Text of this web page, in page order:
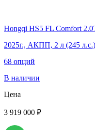
Hongqi HS5 FL Comfort
2025г., АКПП, 2 л (245
68 опций
В наличии
Цена
3 919 000 ₽